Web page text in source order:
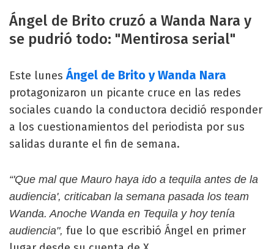
Ángel de Brito cruzó a Wanda Nara y
se pudrió todo: "Mentirosa serial"
Este lunesÁngel de Brito y Wanda Nara
protagonizaron un picante cruce en las redes
sociales cuando la conductora decidió responder
a los cuestionamientos del periodista por sus
salidas durante el fin de semana.
“'Que mal que Mauro haya ido a tequila antes de la
audiencia', criticaban la semana pasada los team
Wanda. Anoche Wanda en Tequila y hoy tenía
audiencia", fue lo que escribió Ángel en primer